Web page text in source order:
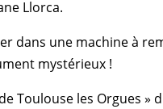
Llorca.
dans une machine à
mystérieux !
Toulouse les Orgues »